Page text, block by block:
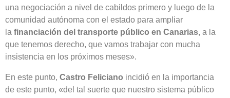
una negociación a nivel de cabildos primero y luego de la
comunidad autónoma con el estado para ampliar
la financiación del transporte público en Canarias, a la
que tenemos derecho, que vamos trabajar con mucha
insistencia en los próximos meses».
En este punto, Castro Feliciano incidió en la importancia
de este punto, «del tal suerte que nuestro sistema público